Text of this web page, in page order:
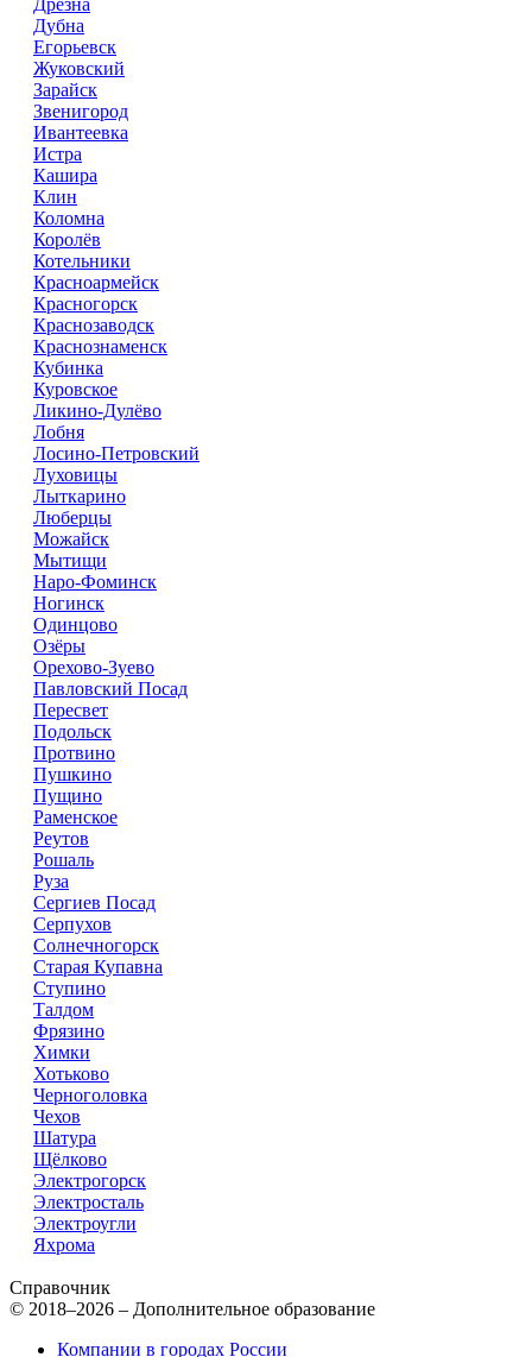
Дрезна
Дубна
Егорьевск
Жуковский
Зарайск
Звенигород
Ивантеевка
Истра
Кашира
Клин
Коломна
Королёв
Котельники
Красноармейск
Красногорск
Краснозаводск
Краснознаменск
Кубинка
Куровское
Ликино-Дулёво
Лобня
Лосино-Петровский
Луховицы
Лыткарино
Люберцы
Можайск
Мытищи
Наро-Фоминск
Ногинск
Одинцово
Озёры
Орехово-Зуево
Павловский Посад
Пересвет
Подольск
Протвино
Пушкино
Пущино
Раменское
Реутов
Рошаль
Руза
Сергиев Посад
Серпухов
Солнечногорск
Старая Купавна
Ступино
Талдом
Фрязино
Химки
Хотьково
Черноголовка
Чехов
Шатура
Щёлково
Электрогорск
Электросталь
Электроугли
Яхрома
Справочник
© 2018–2026 – Дополнительное образование
Компании в городах России